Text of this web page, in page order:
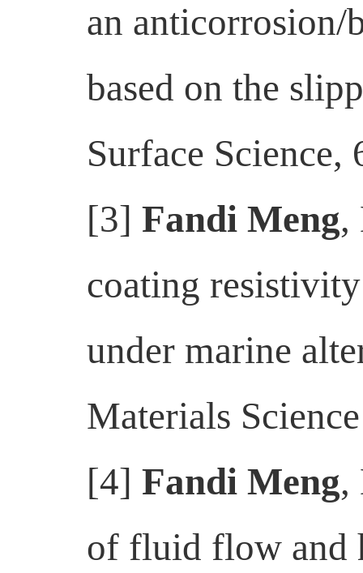
an
based on the
Surface
[3] Fandi Meng,
coating
under marine
Materials
[4] Fandi Meng,
of fluid flow and